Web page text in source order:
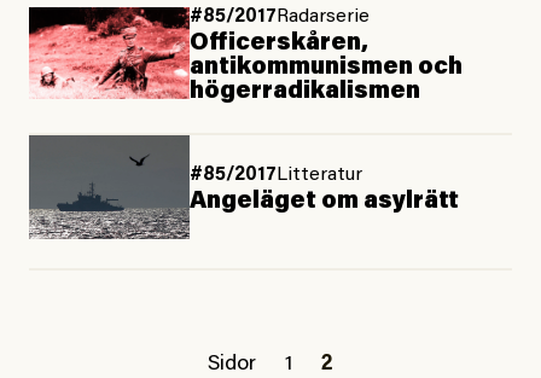
#85/2017Radarserie
Officerskåren,
antikommunismen och
högerradikalismen
#85/2017Litteratur
Angeläget om asylrätt
Sidor 1 2